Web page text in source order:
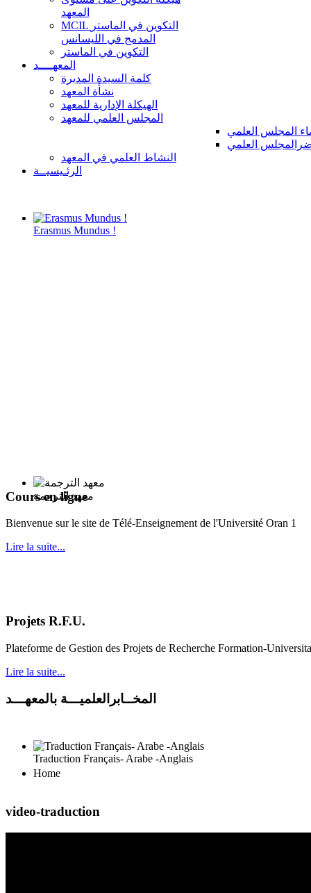
المعهد
MCIL التكوين في الماستر
المدمج في الليسانس
التكوين في الماستر
المعهــــد
كلمة السيدة المديرة
نشأة المعهد
الهيكلة الإدارية للمعهد
المجلس العلمي للمعهد
المجلس العلمي
العلمي
النشاط العلمي في المعهد
الرئـيسيــة
Erasmus Mundus !
معهد الترجمة
Traduction Français- Arabe -Anglais
Cours en ligne
Bienvenue sur le site de Télé-Enseignement de l'Université Oran 1
Lire la suite...
Projets R.F.U.
Plateforme de Gestion des Projets de Recherche Formation-
Lire la suite...
المخــابرالعلميـــة بالمعهـــد
Home
video-traduction